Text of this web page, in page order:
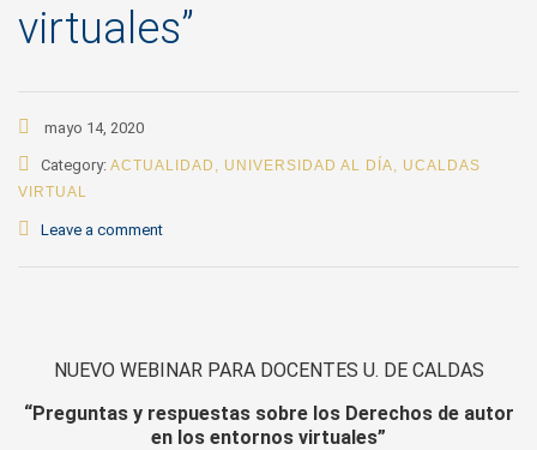
virtuales”
mayo 14, 2020
Category: ACTUALIDAD , UNIVERSIDAD AL DÍA, UCALDAS
VIRTUAL
Leave a comment
NUEVO WEBINAR PARA DOCENTES U. DE CALDAS
“Preguntas y respuestas sobre los Derechos de autor
en los entornos virtuales”